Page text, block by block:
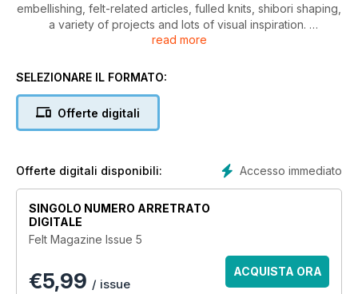
embellishing, felt-related articles, fulled knits, shibori shaping,
a variety of projects and lots of visual inspiration.
Projects include:
Felting around Wire: Fungi Bracelet by Anita Larkin
Personalised Drink Bottle Covers (with an Aussie twist) by
The Accidental Bag (machine embellished) by Anne Van de
Tweet Bird by Michelle Moriarty
Mushroom and Caterpillar (inspired by Alice in Wonderland)
by Laura Lee Burch
read more
SELEZIONARE IL FORMATO:
Offerte digitali
Accesso immediato
Offerte digitali disponibili:
SINGOLO NUMERO ARRETRATO
DIGITALE
Felt Magazine Issue 5
€5,99 / issue
ACQUISTA ORA